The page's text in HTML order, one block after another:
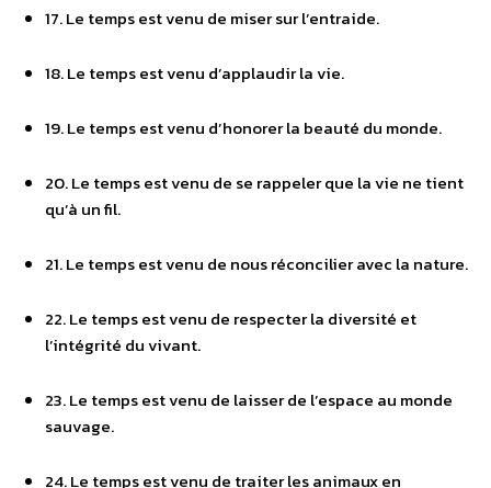
17. Le temps est venu de miser sur l’entraide.
18. Le temps est venu d’applaudir la vie.
19. Le temps est venu d’honorer la beauté du monde.
20. Le temps est venu de se rappeler que la vie ne tient
qu’à un fil.
21. Le temps est venu de nous réconcilier avec la nature.
22. Le temps est venu de respecter la diversité et
l’intégrité du vivant.
23. Le temps est venu de laisser de l’espace au monde
sauvage.
24. Le temps est venu de traiter les animaux en